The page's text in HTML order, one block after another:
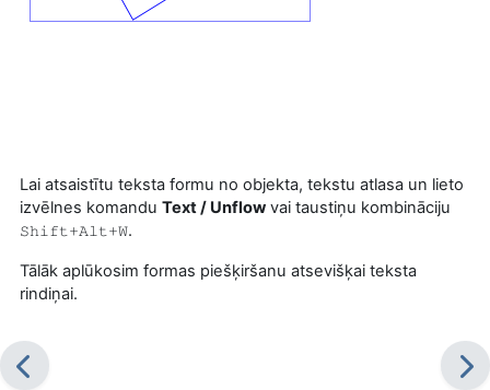
Lai atsaistītu teksta formu no objekta, tekstu atlasa un lieto
izvēlnes komandu Text / Unflow vai taustiņu kombināciju
Shift+Alt+W.
Tālāk aplūkosim formas piešķiršanu atsevišķai teksta
rindiņai.